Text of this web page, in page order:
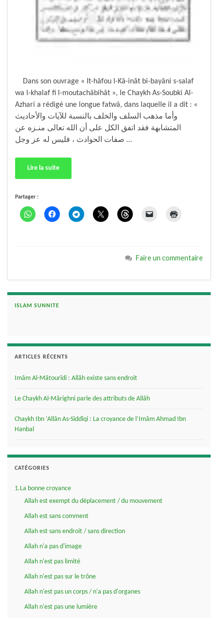
Dans son ouvrage « It-hâfou l-Kâ-inât bi-bayâni s-salaf
wa l-khalaf fi l-moutachâbihât », le Chaykh As-Soubki Al-
Azhari a rédigé une longue fatwâ, dans laquelle il a dit : «
وأما مذهب السلف والخلف بالنسبة للآيات والأحاديث
المتشابهة فقد اتفق الكل على أن الله تعالى منـزه عن
صفات الحوادث ، فليس له عز وجل …
Lire la suite
Partager :
Faire un commentaire
ISLAM SUNNITE
ARTICLES RÉCENTS
Imâm Al-Mâtourîdi : Allâh existe sans endroit
Le Chaykh Al-Mârighni parle des attributs de Allâh
Chaykh Ibn ‘Allân As-Siddîqi : La croyance de l’Imâm Ahmad Ibn
Hanbal
CATÉGORIES
1.La bonne croyance
Allah est exempt du déplacement / du mouvement
Allah est sans comment
Allah est sans endroit / sans direction
Allah n'a pas d'image
Allah n'est pas limité
Allah n'est pas sur le trône
Allah n'est pas un corps / n'a pas d'organes
Allah n'est pas une lumière